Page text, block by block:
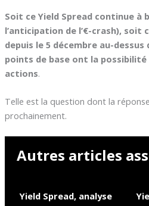
Soit ce Yield Spread continue à
l’anticipation de l’€-crash), soit
depuis le 5 décembre au-
points de base ont la
actions.
Telle est la question dont la
prochainement.
Autres articles
Yield Spread, analyse